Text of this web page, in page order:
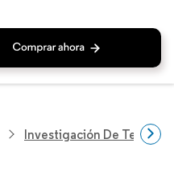
Investigación De